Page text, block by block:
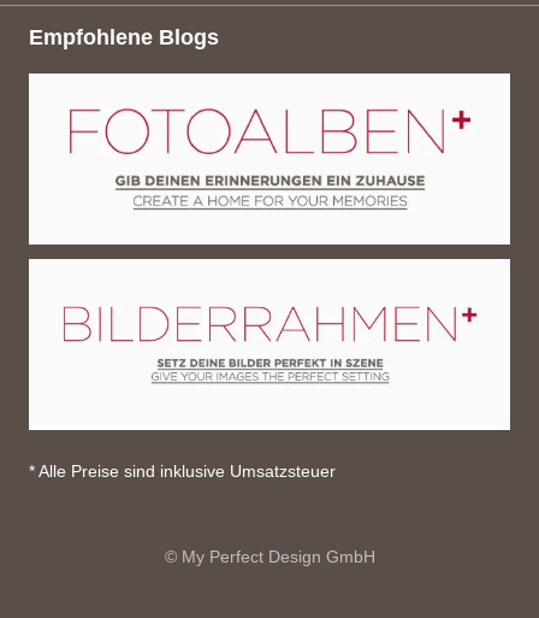
Empfohlene Blogs
* Alle Preise sind inklusive Umsatzsteuer
© My Perfect Design GmbH